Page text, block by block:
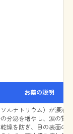
お薬の説明
ルナトリウム）が涙液
分泌を増やし、涙の質
燥を防ぎ、目の表面の